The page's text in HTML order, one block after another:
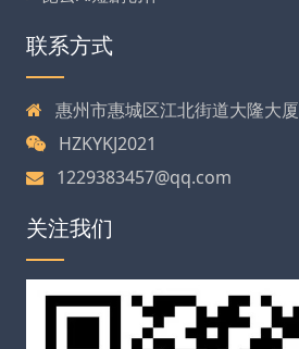
联系方式
惠州市惠城区江北街道大隆大厦
HZKYKJ2021
1229383457@qq.com
关注我们